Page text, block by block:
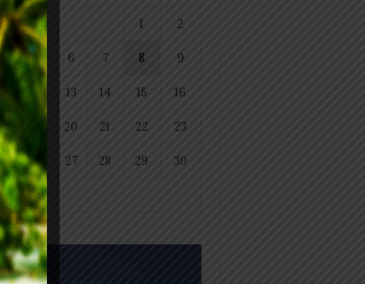
1 2
5 6 7 8 9
12 13 14 15 16
20 21 22 23
26 27 28 29 30